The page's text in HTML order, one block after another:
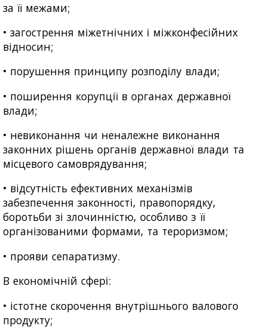
за її межами;
• загострення міжетнічних і міжконфесійних
відносин;
• порушення принципу розподілу влади;
• поширення корупції в органах державної
влади;
• невиконання чи неналежне виконання
законних рішень органів державної влади та
місцевого самоврядування;
• відсутність ефективних механізмів
забезпечення законності, правопорядку,
боротьби зі злочинністю, особливо з її
організованими формами, та тероризмом;
• прояви сепаратизму.
В економічній сфері:
• істотне скорочення внутрішнього валового
продукту;